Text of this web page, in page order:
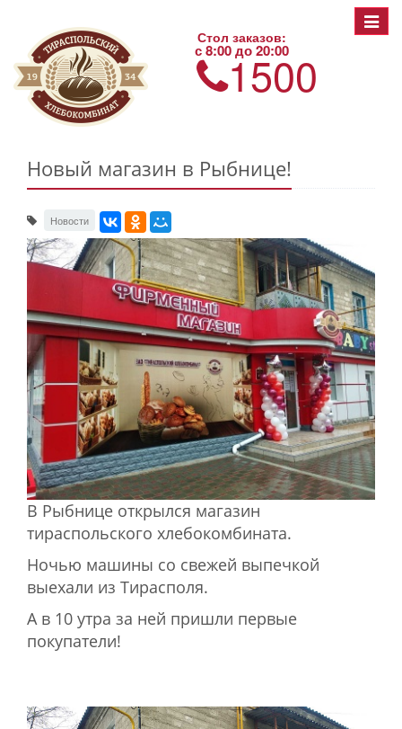
Toggle
Стол заказов:
с 8:00 до 20:00
1500
Новый магазин в Рыбнице!
Новости
В Рыбнице открылся магазин
тираспольского хлебокомбината.
Ночью машины со свежей выпечкой
выехали из Тирасполя.
А в 10 утра за ней пришли первые
покупатели!